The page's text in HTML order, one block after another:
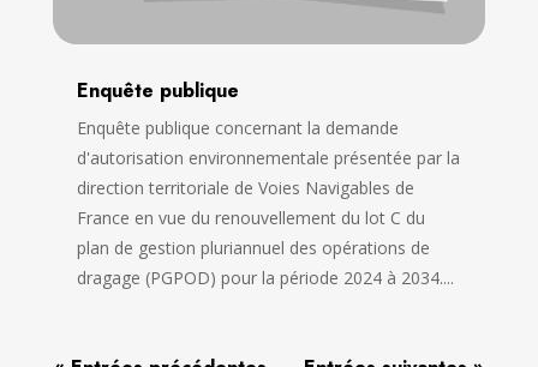
Enquête publique
Enquête publique concernant la demande
d'autorisation environnementale présentée par la
direction territoriale de Voies Navigables de
France en vue du renouvellement du lot C du
plan de gestion pluriannuel des opérations de
dragage (PGPOD) pour la période 2024 à 2034....